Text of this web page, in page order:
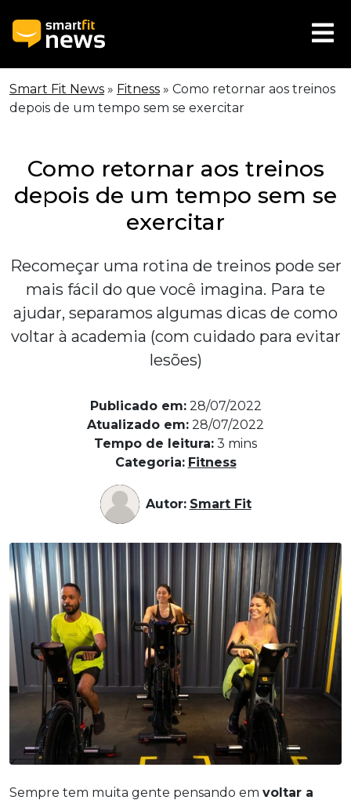
Smart Fit News » Fitness » Como retornar aos treinos
depois de um tempo sem se exercitar
Como retornar aos treinos
depois de um tempo sem se
exercitar
Recomeçar uma rotina de treinos pode ser
mais fácil do que você imagina. Para te
ajudar, separamos algumas dicas de como
voltar à academia (com cuidado para evitar
lesões)
Publicado em: 28/07/2022
Atualizado em: 28/07/2022
Tempo de leitura: 3 mins
Categoria: Fitness
Autor: Smart Fit
Sempre tem muita gente pensando em voltar a